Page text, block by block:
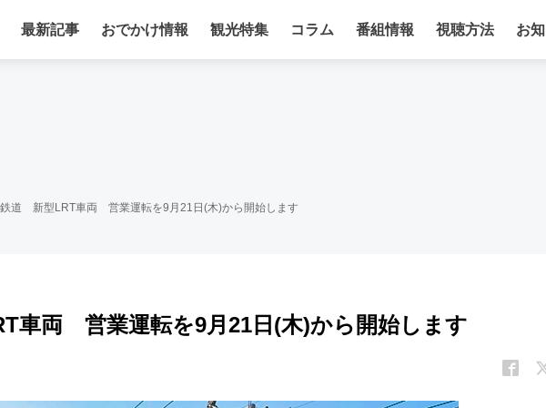
最新記事 おでかけ情報 観光特集 コラム 番組情報 視聴方法 お
道 新型LRT車両 営業運転を9月21日(木)から開始します
車両 営業運転を9月21日(木)から開始します